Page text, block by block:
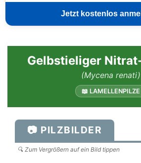
Jetzt kostenlos
Gelbstieliger
(Mycena renati)
📖 LAMELLENPILZE
📷 PILZBILDER
🔍 Zum Vergrößern auf ein Bild tippen